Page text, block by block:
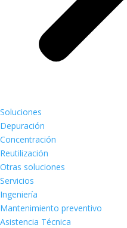
Soluciones
Depuración
Concentración
Reutilización
Otras soluciones
Servicios
Ingeniería
Mantenimiento preventivo
Asistencia Técnica